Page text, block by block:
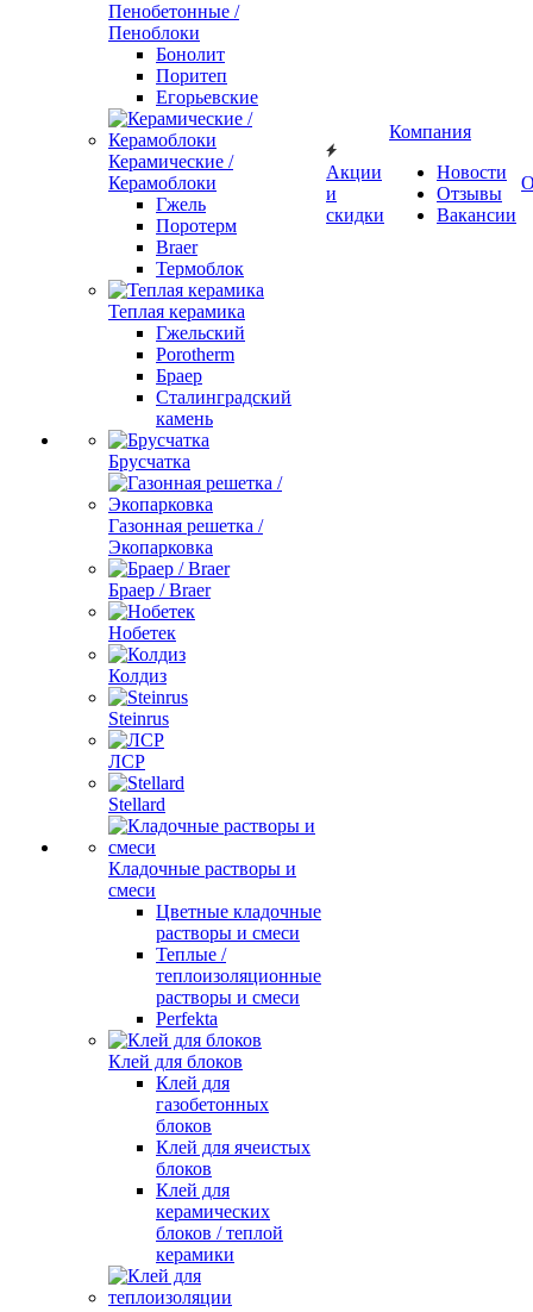
Пенобетонные /
Пеноблоки
Бонолит
Поритеп
Егорьевские
Керамические /
Керамоблоки
Гжель
Поротерм
Braer
Термоблок
Теплая керамика
Гжельский
Porotherm
Браер
Сталинградский
камень
Брусчатка
Газонная решетка /
Экопарковка
Браер / Braer
Нобетек
Колдиз
Steinrus
ЛСР
Stellard
Кладочные растворы и
смеси
Цветные кладочные
растворы и смеси
Теплые /
теплоизоляционные
растворы и смеси
Perfekta
Клей для блоков
Клей для
газобетонных
блоков
Клей для ячеистых
блоков
Клей для
керамических
блоков / теплой
керамики
Акции
и
скидки
Компания
Новости
Отзывы
Вакансии